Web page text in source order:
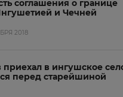
соглашения о границе
и Чечней
2018
в ингушское
перед старейшиной